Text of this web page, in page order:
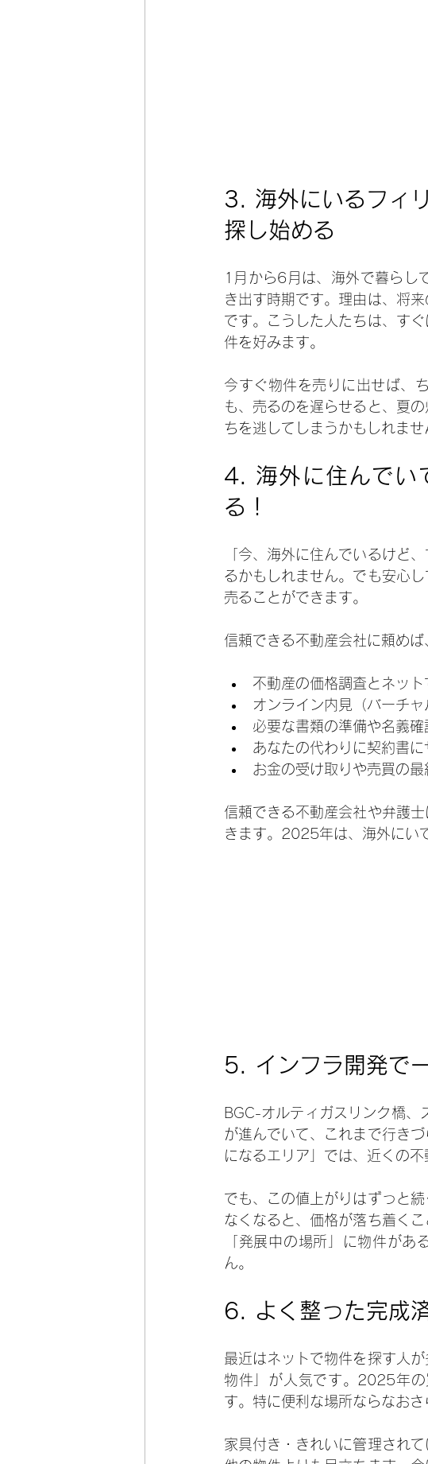
3. 海外にいるフィ
探し始める
1月から6月は、海外で暮らし
き出す時期です。理由は、将
です。こうした人たちは、す
件を好みます。
今すぐ物件を売りに出せば、
も、売るのを遅らせると、夏
ちを逃してしまうかもしれませ
4. 海外に住んでい
る！
「今、海外に住んでいるけど
るかもしれません。でも安心
売ることができます。
信頼できる不動産会社に頼め
不動産の価格調査とネット
オンライン内見（バーチ
必要な書類の準備や名義確
あなたの代わりに契約書
お金の受け取りや売買の
信頼できる不動産会社や弁護
きます。2025年は、海外にい
5. インフラ開発で
BGC-オルティガスリンク橋、
が進んでいて、これまで行き
になるエリア」では、近くの
でも、この値上がりはずっと
なくなると、価格が落ち着く
「発展中の場所」に物件が
ん。
6. よく整った完成
最近はネットで物件を探す人
物件」が人気です。2025年
す。特に便利な場所ならなおさ
家具付き・きれいに管理され